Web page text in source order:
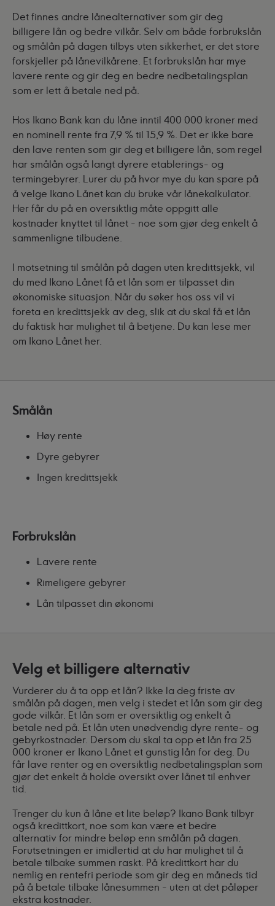
Det finnes andre lånealternativer som gir deg
billigere lån og bedre vilkår. Selv om både forbrukslån
og smålån på dagen tilbys uten sikkerhet, er det store
forskjeller på lånevilkårene. Et forbrukslån har mye
lavere rente og gir deg en bedre nedbetalingsplan
som er lett å betale ned på.
Hos Ikano Bank kan du låne inntil 400 000 kroner med
en nominell rente fra 7,9 % til 15,9 %. Det er ikke bare
den lave renten som gir deg et billigere lån, som regel
har smålån også langt dyrere etablerings- og
termingebyrer. Lurer du på hvor mye du kan spare på
å velge Ikano Lånet kan du bruke vår lånekalkulator.
Her får du på en oversiktlig måte oppgitt alle
kostnader knyttet til lånet - noe som gjør deg enkelt å
sammenligne tilbudene.
I motsetning til smålån på dagen uten kredittsjekk, vil
du med Ikano Lånet få et lån som er tilpasset din
økonomiske situasjon. Når du søker hos oss vil vi
foreta en kredittsjekk av deg, slik at du skal få et lån
du faktisk har mulighet til å betjene. Du kan lese mer
om Ikano Lånet her.
Smålån
Høy rente
Dyre gebyrer
Ingen kredittsjekk
Forbrukslån
Lavere rente
Rimeligere gebyrer
Lån tilpasset din økonomi
Velg et billigere alternativ
Vurderer du å ta opp et lån? Ikke la deg friste av
smålån på dagen, men velg i stedet et lån som gir deg
gode vilkår. Et lån som er oversiktlig og enkelt å
betale ned på. Et lån uten unødvendig dyre rente- og
gebyrkostnader. Dersom du skal ta opp et lån fra 25
000 kroner er Ikano Lånet et gunstig lån for deg. Du
får lave renter og en oversiktlig nedbetalingsplan som
gjør det enkelt å holde oversikt over lånet til enhver
tid.
Trenger du kun å låne et lite beløp? Ikano Bank tilbyr
også kredittkort, noe som kan være et bedre
alternativ for mindre beløp enn smålån på dagen.
Forutsetningen er imidlertid at du har mulighet til å
betale tilbake summen raskt. På kredittkort har du
nemlig en rentefri periode som gir deg en måneds tid
på å betale tilbake lånesummen - uten at det påløper
ekstra kostnader.